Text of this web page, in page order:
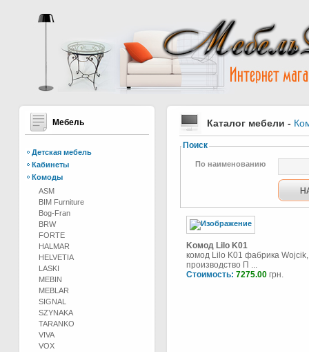
Мебель
Детская мебель
Кабинеты
Комоды
ASM
BIM Furniture
Bog-Fran
BRW
FORTE
HALMAR
HELVETIA
LASKI
MEBIN
MEBLAR
SIGNAL
SZYNAKA
TARANKO
VIVA
VOX
Каталог мебели -
Поиск
По наименованию
Kомод Lilo K01
комод Lilo K01 фабрика Wojcik,
производство П ...
Стоимость: 7275.00 грн.